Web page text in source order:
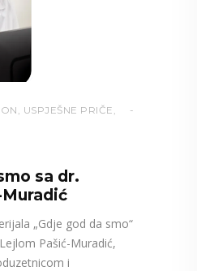
USPJEŠNE PRIČE
sa dr.
„Gdje god da smo“
Pašić-Muradić,
i